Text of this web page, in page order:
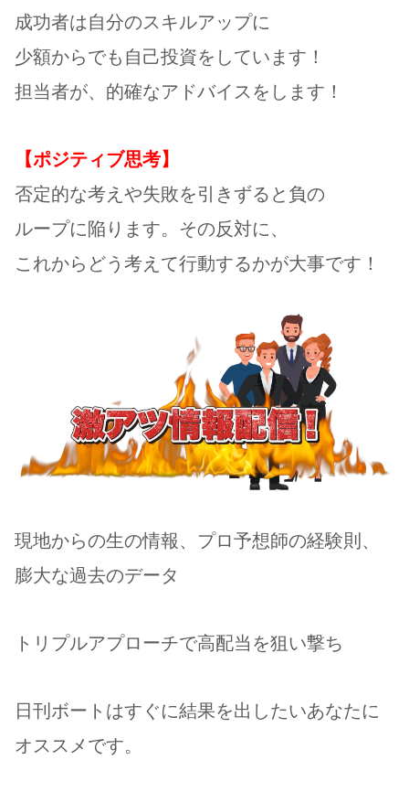
成功者は自分のスキルアップに
少額からでも自己投資をしています！
担当者が、的確なアドバイスをします！
【ポジティブ思考】
否定的な考えや失敗を引きずると負の
ループに陥ります。その反対に、
これからどう考えて行動するかが大事です！
現地からの生の情報、プロ予想師の経験則、
膨大な過去のデータ
トリプルアプローチで高配当を狙い撃ち
日刊ボートはすぐに結果を出したいあなたに
オススメです。